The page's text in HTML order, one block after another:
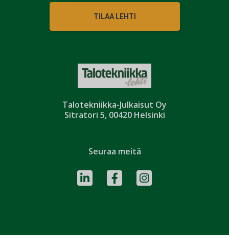
Talotekniikka-Julkaisut Oy
Sitratori 5, 00420 Helsinki
TILAA LEHTI
Seuraa meitä